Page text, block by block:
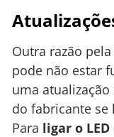
Outra razão
pode não estar
uma
do fabricante se
Para ligar o